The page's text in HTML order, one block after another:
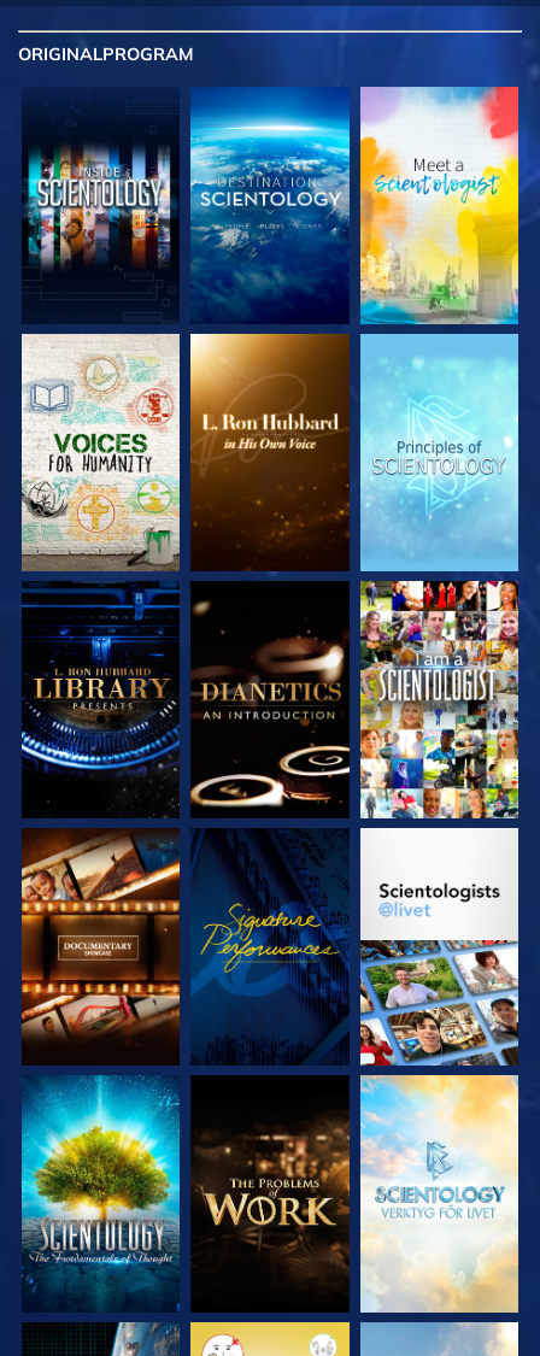
ORIGINALPROGRAM
UTFORSKA
SERIEN
UTFORSKA
SERIEN
UTFORSKA
SERIEN
UTFORSKA
SERIEN
UTFORSKA
SERIEN
TITTA
UTFORSKA
SERIEN
TITTA
UTFORSKA
UTFORSKA
SERIEN
UTFORSKA
SERIEN
UTFORSKA
SERIEN